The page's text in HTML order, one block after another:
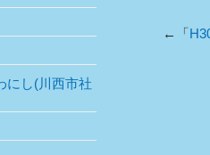
←「
にし(川西市社